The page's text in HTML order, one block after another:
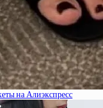
на Алиэкспресс